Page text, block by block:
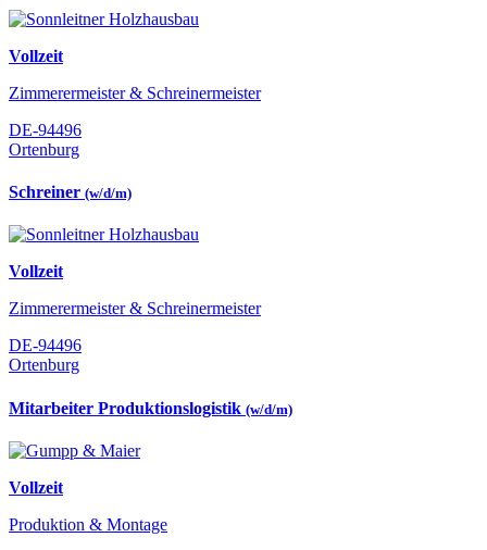
Vollzeit
Zimmerermeister & Schreinermeister
DE-94496
Ortenburg
Schreiner (w/d/m)
Vollzeit
Zimmerermeister & Schreinermeister
DE-94496
Ortenburg
Mitarbeiter Produktionslogistik (w/d/m)
Vollzeit
Produktion & Montage